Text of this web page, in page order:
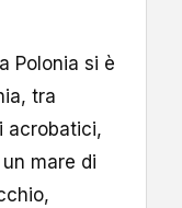
Polonia si è
tra
acrobatici,
mare di